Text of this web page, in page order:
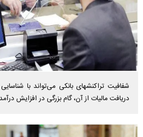
دریافت مالیات از آن، گام بزرگی در افزایش